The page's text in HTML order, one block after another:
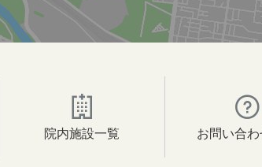
院内施設一覧 お問い合